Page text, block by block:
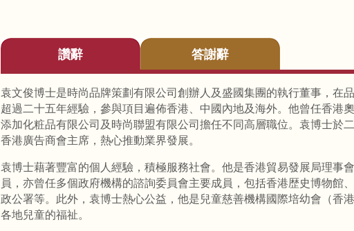
讚辭 答謝辭
袁文俊博士是時尚品牌策劃有限公司創辦人及盛國集團的執行董事，在
超過二十五年經驗，參與項目遍佈香港、中國內地及海外。他曾任香港
添加化粧品有限公司及時尚聯盟有限公司擔任不同高層職位。袁博士於
香港廣告商會主席，熱心推動業界發展。
袁博士藉著豐富的個人經驗，積極服務社會。他是香港貿易發展局理事
員，亦曾任多個政府機構的諮詢委員會主要成員，包括香港歴史博物館
政公署等。此外，袁博士熱心公益，他是兒童慈善機構國際培幼會（香
各地兒童的福祉。